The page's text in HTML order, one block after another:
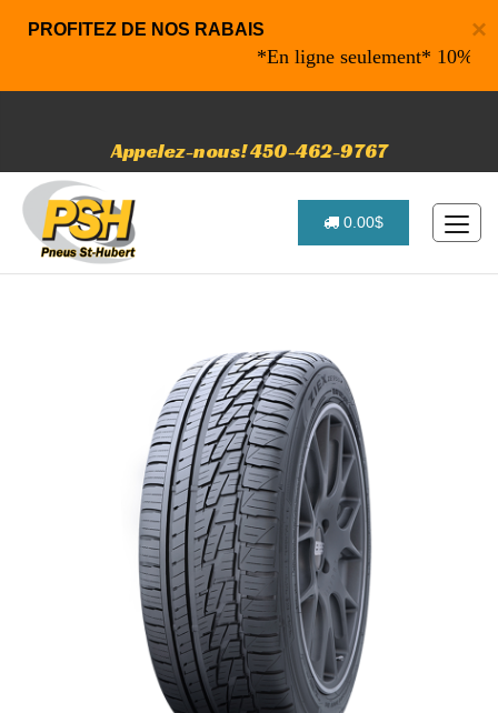
×
PROFITEZ DE NOS RABAIS
*En ligne seulement* 10% de
Appelez-nous! 450-462-9767
0.00$